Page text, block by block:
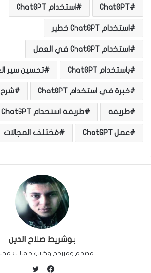
ChatGPT استخدام ChatGPT
استخدام ChatGPT خطير
استخدام ChatGPT في العمل
باستخدام ChatGPT تحسين سير
خبرة في استخدام ChatGPT شرح
طريقة طريقة استخدام ChatGPT
عمل ChatGPT مُختلف المجالات
بوشريط صلاح الدين
مصمم ومبرمج وكاتب مقالات